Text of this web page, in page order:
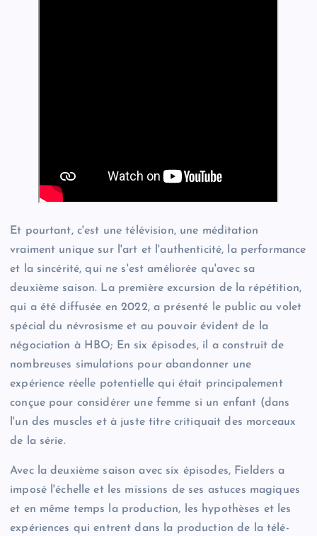
Et pourtant, c'est une télévision, une méditation
vraiment unique sur l'art et l'authenticité, la performance
et la sincérité, qui ne s'est améliorée qu'avec sa
deuxième saison. La première excursion de la répétition,
qui a été diffusée en 2022, a présenté le public au volet
spécial du névrosisme et au pouvoir évident de la
négociation à HBO; En six épisodes, il a construit de
nombreuses simulations pour abandonner une
expérience réelle potentielle qui était principalement
conçue pour considérer une femme si un enfant (dans
l'un des muscles et à juste titre critiquait des morceaux
de la série.
Avec la deuxième saison avec six épisodes, Fielders a
imposé l'échelle et les missions de ses astuces magiques
et en même temps la production, les hypothèses et les
expériences qui entrent dans la production de la télé-